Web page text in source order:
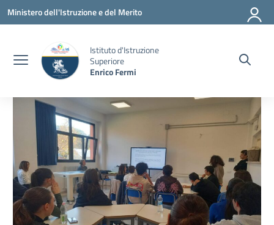
Vai ai contenuti
Vai al menu di navigazione
Vai al footer
Ministero dell'Istruzione e del Merito
Istituto d'Istruzione
Superiore
Enrico Fermi